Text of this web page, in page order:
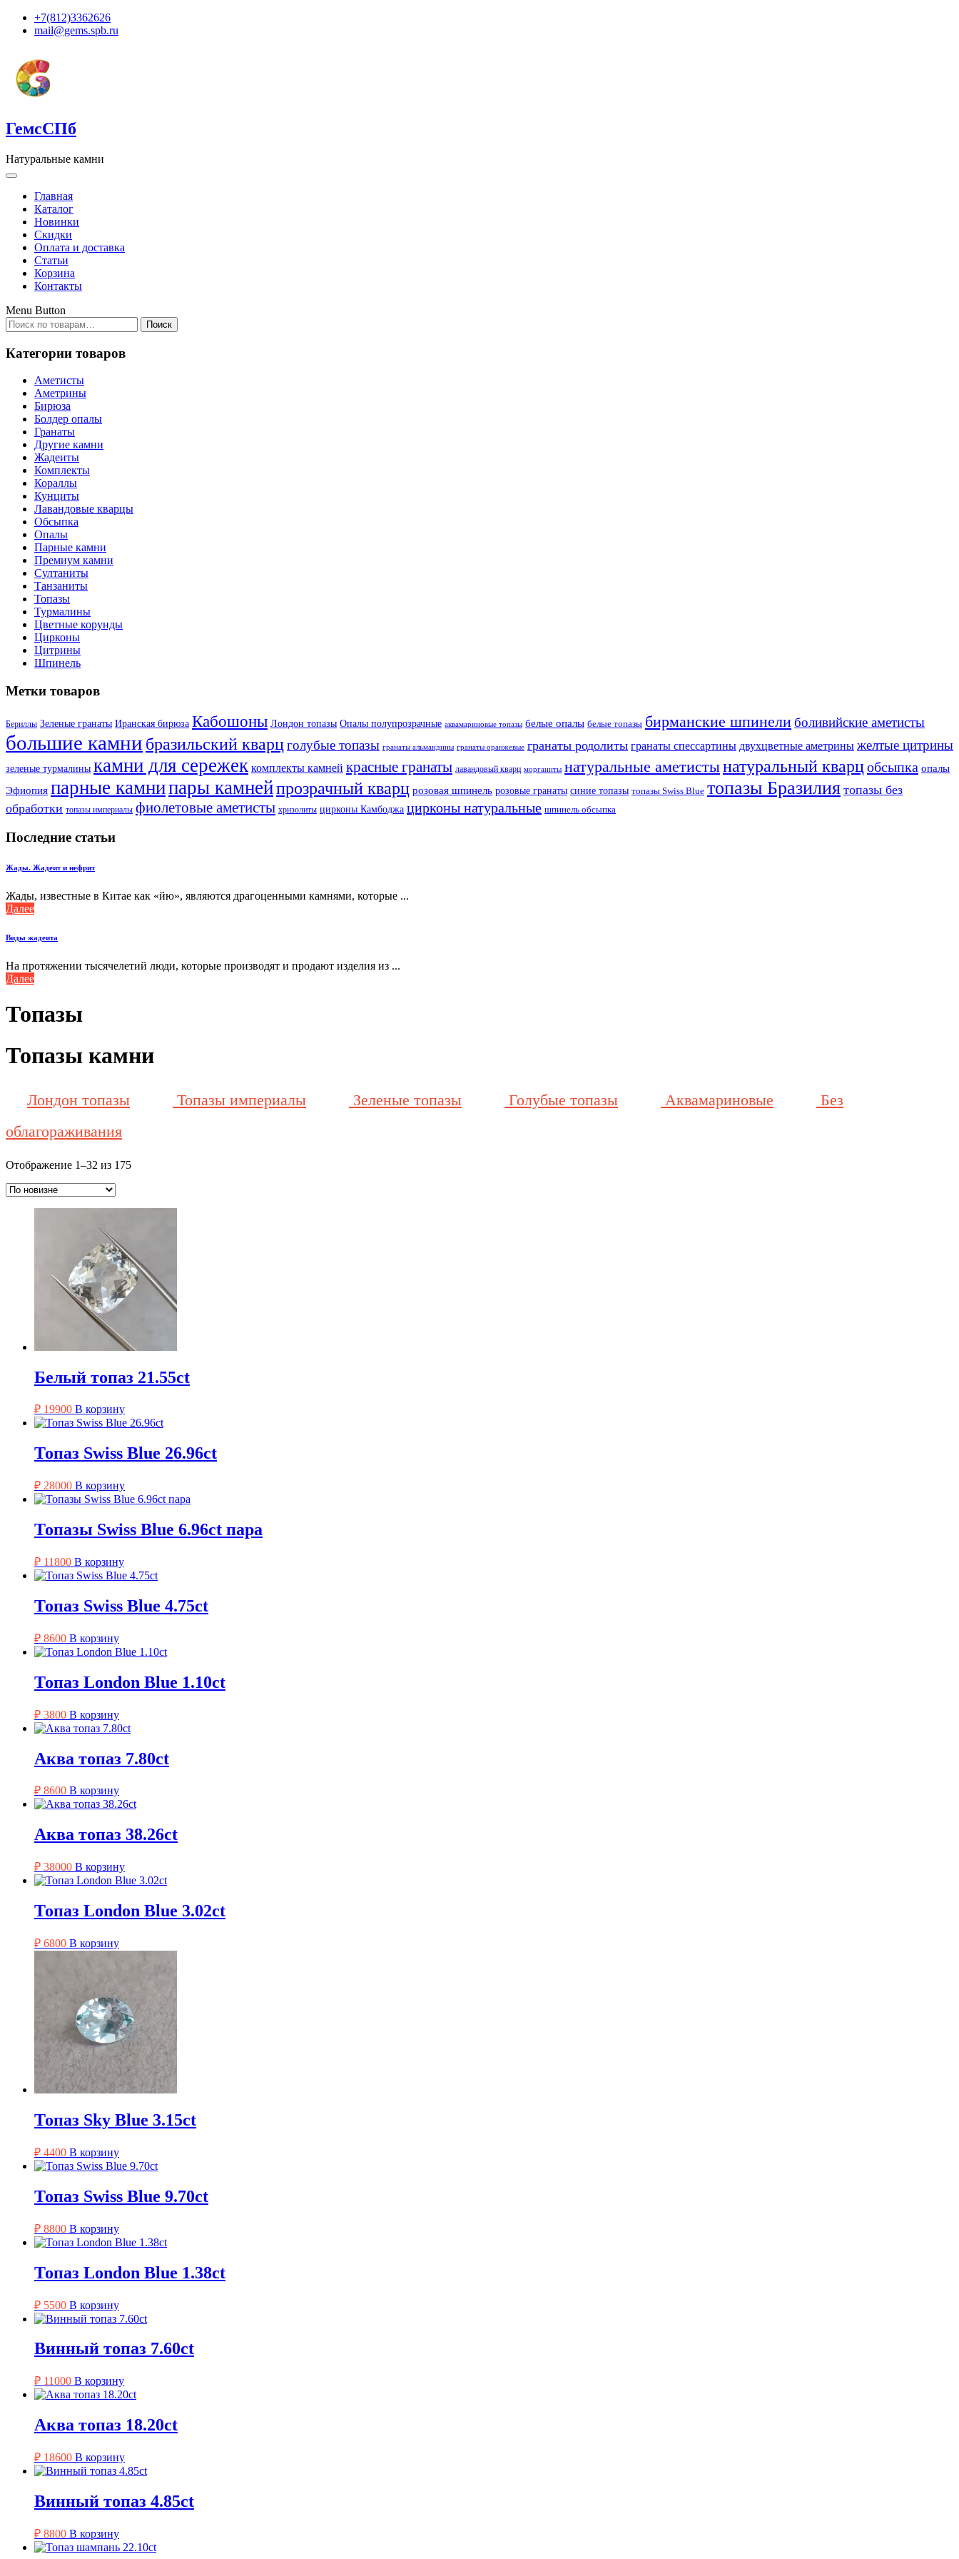
+7(812)3362626
mail@gems.spb.ru
ГемсСПб
Натуральные камни
Главная
Каталог
Новинки
Скидки
Оплата и доставка
Статьи
Корзина
Контакты
Menu Button
Искать:
Поиск
Категории товаров
Аметисты
Аметрины
Бирюза
Болдер опалы
Гранаты
Другие камни
Жадеиты
Комплекты
Кораллы
Кунциты
Лавандовые кварцы
Обсыпка
Опалы
Парные камни
Премиум камни
Султаниты
Танзаниты
Топазы
Турмалины
Цветные корунды
Цирконы
Цитрины
Шпинель
Метки товаров
Бериллы Зеленые гранаты Иранская бирюза Кабошоны Лондон топазы Опалы полупрозрачные аквамариновые топазы белые опалы белые топазы бирманские шпинелиболивийские аметисты
большие камни бразильский кварцголубые топазы гранаты альмандины гранаты оранжевые гранаты родолиты гранаты спессартины двухцветные аметрины желтые цитрины
зеленые турмалины камни для сережек комплекты камней красные гранаты лавандовый кварц морганиты натуральные аметистынатуральный кварцобсыпка опалы
Эфиопия парные камнипары камнейпрозрачный кварц розовая шпинель розовые гранаты синие топазы топазы Swiss Blue топазы Бразилия топазы без
обработки топазы империалы фиолетовые аметисты хризолиты цирконы Камбоджа цирконы натуральные шпинель обсыпка
Последние статьи
Жады. Жадеит и нефрит
Жады, известные в Китае как «йю», являются драгоценными камнями, которые ...
Далее
Виды жадеита
На протяжении тысячелетий люди, которые производят и продают изделия из ...
Далее
Топазы
Топазы камни
Лондон топазы Топазы империалы Зеленые топазы Голубые топазы Аквамариновые
Без
облагораживания
Отображение 1–32 из 175Сортировка:
Белый топаз 21.55ct
₽ 19900 В корзину
Топаз Swiss Blue 26.96ct
₽ 28000 В корзину
Топазы Swiss Blue 6.96ct пара
₽ 11800 В корзину
Топаз Swiss Blue 4.75ct
₽ 8600 В корзину
Топаз London Blue 1.10ct
₽ 3800 В корзину
Аква топаз 7.80ct
₽ 8600 В корзину
Аква топаз 38.26ct
₽ 38000 В корзину
Топаз London Blue 3.02ct
₽ 6800 В корзину
Топаз Sky Blue 3.15ct
₽ 4400 В корзину
Топаз Swiss Blue 9.70ct
₽ 8800 В корзину
Топаз London Blue 1.38ct
₽ 5500 В корзину
Винный топаз 7.60ct
₽ 11000 В корзину
Аква топаз 18.20ct
₽ 18600 В корзину
Винный топаз 4.85ct
₽ 8800 В корзину